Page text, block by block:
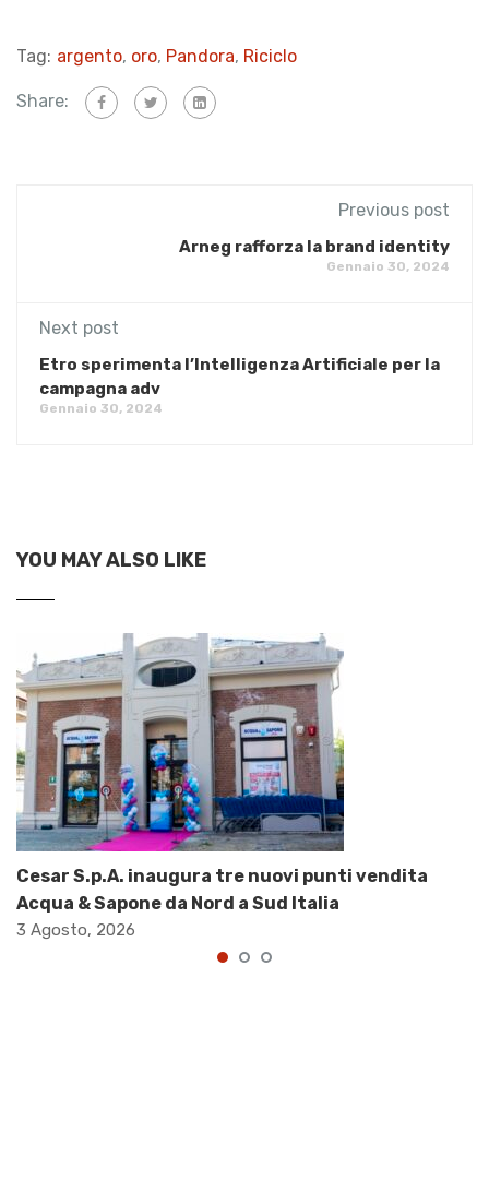
Tag: argento, oro, Pandora, Riciclo
Share:
Previous post
​Arneg rafforza la brand identity
Gennaio 30, 2024
Next post
Etro sperimenta l’Intelligenza Artificiale per la
campagna adv
Gennaio 30, 2024
YOU MAY ALSO LIKE
Cesar S.p.A. inaugura tre nuovi punti vendita
Acqua & Sapone da Nord a Sud Italia
3 Agosto, 2026